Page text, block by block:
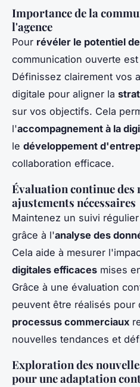
Importance de la
l'agence
Pour révéler le potentiel
communication ouverte
Définissez clairement vos
digitale pour aligner la
sur vos objectifs. Cela
l'accompagnement à la
le développement
collaboration efficace.
Évaluation continue des
ajustements nécessaires
Maintenez un suivi
grâce à l'analyse des
Cela aide à mesurer
digitales efficaces mises
Grâce à une évaluation
peuvent être réalisés pour
processus commerciaux
nouvelles tendances et
Exploration des
pour une adaptation